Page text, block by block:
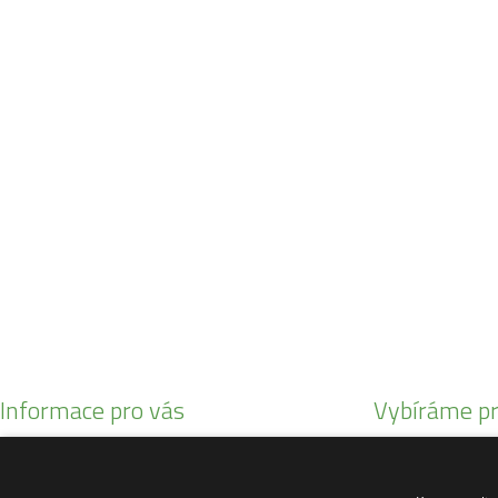
Informace pro vás Vybíráme
Malotratory